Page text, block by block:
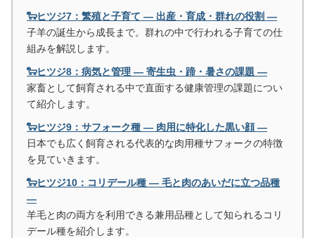
🐑ヒツジ7：繁殖と子育て ― 出産・育成・群れの役割 ―
子羊の誕生から成長まで。群れの中で行われる子育ての仕
組みを解説します。
🐑ヒツジ8：病気と管理 ― 寄生虫・蹄・暑さの課題 ―
家畜として飼育される中で直面する健康管理の課題につい
て紹介します。
🐑ヒツジ9：サフォーク種 ― 肉用に特化した黒い顔 ―
日本でも広く飼育される代表的な肉用種サフォークの特徴
を見ていきます。
🐑ヒツジ10：コリデール種 ― 毛と肉のあいだに立つ品種
―
羊毛と肉の両方を利用できる兼用品種として知られるコリ
デール種を紹介します。